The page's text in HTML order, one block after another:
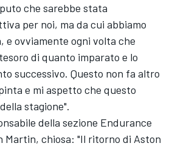
che sarebbe stata
per noi, ma da cui abbiamo
ovviamente ogni volta che
di quanto imparato e lo
successivo. Questo non fa altro
e mi aspetto che questo
stagione".
della sezione Endurance
Martin, chiosa: "Il ritorno di Aston